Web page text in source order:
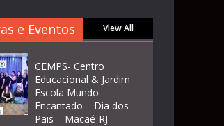
e Eventos View All
CEMPS- Centro
Educacional & Jardim
Escola Mundo
Encantado – Dia dos
Pais – Macaé-RJ